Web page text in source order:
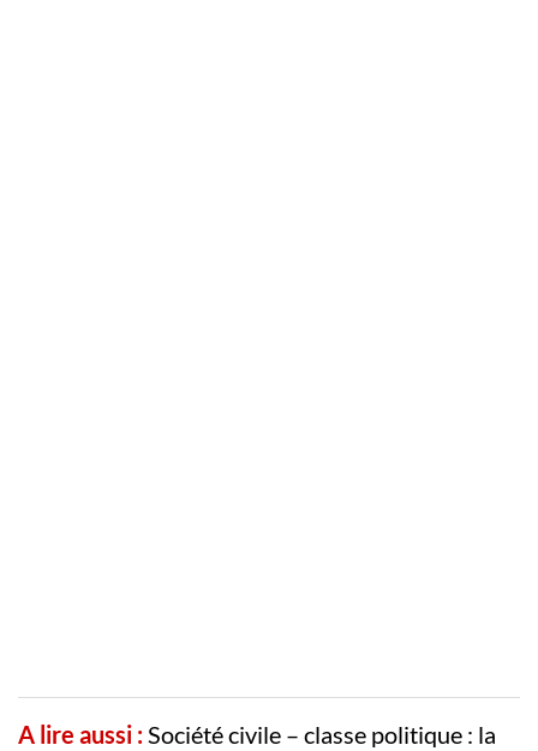
A lire aussi :Société civile – classe politique : la